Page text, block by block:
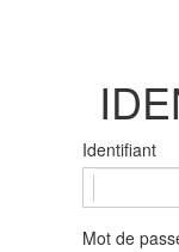
Identifiant
Mot de